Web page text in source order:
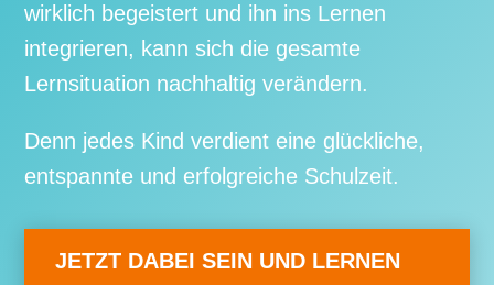
wirklich begeistert und ihn ins Lernen
integrieren, kann sich die gesamte
Lernsituation nachhaltig verändern.
Denn jedes Kind verdient eine glückliche,
entspannte und erfolgreiche Schulzeit.
JETZT DABEI SEIN UND LERNEN